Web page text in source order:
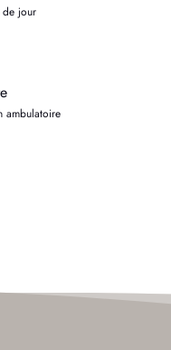
de jour
ambulatoire